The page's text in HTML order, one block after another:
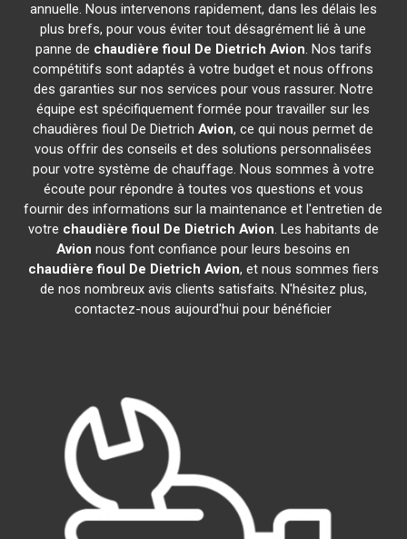
annuelle. Nous intervenons rapidement, dans les délais les
plus brefs, pour vous éviter tout désagrément lié à une
panne de chaudière fioul De Dietrich Avion. Nos tarifs
compétitifs sont adaptés à votre budget et nous offrons
des garanties sur nos services pour vous rassurer. Notre
équipe est spécifiquement formée pour travailler sur les
chaudières fioul De DietrichAvion, ce qui nous permet de
vous offrir des conseils et des solutions personnalisées
pour votre système de chauffage. Nous sommes à votre
écoute pour répondre à toutes vos questions et vous
fournir des informations sur la maintenance et l'entretien de
votre chaudière fioul De Dietrich Avion. Les habitants de
Avion nous font confiance pour leurs besoins en
chaudière fioul De Dietrich Avion, et nous sommes fiers
de nos nombreux avis clients satisfaits. N'hésitez plus,
contactez-nous aujourd'hui pour bénéficier